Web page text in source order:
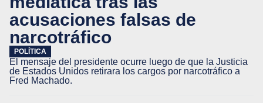
acusaciones falsas de
narcotráfico
POLÍTICA
El mensaje del presidente ocurre luego de que la Justicia
de Estados Unidos retirara los cargos por narcotráfico a
Fred Machado.